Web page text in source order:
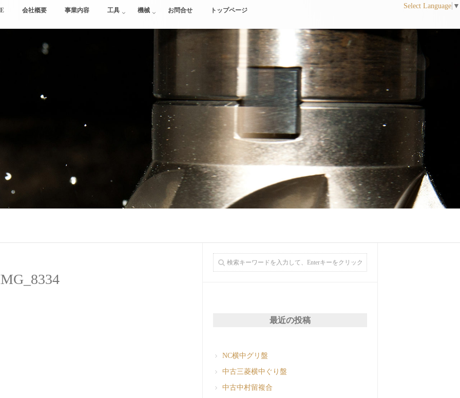
会社概要 事業内容 工具 機械 お問合せ トップページ
Select Language ▼
最近の投稿
NC横中グリ盤
中古三菱横中ぐり盤
中古中村留複合